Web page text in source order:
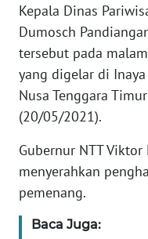
Kepala Dinas
Dumosch
tersebut pada
yang digelar di
Nusa Tenggara
(20/05/2021).
Gubernur NTT
menyerahkan
pemenang.
Baca Juga:
NTT
WN
KEPRI
WN
WN
PAPUA